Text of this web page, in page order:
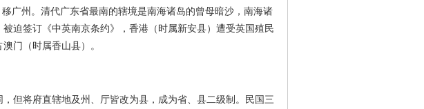
广州。清代广东省最南的辖境是南海诸岛的曾母暗沙，南海诸
迫签订《中英南京条约》，香港（时属新安县）遭受英国殖民
门（时属香山县）。
将府直辖地及州、厅皆改为县，成为省、县二级制。民国三